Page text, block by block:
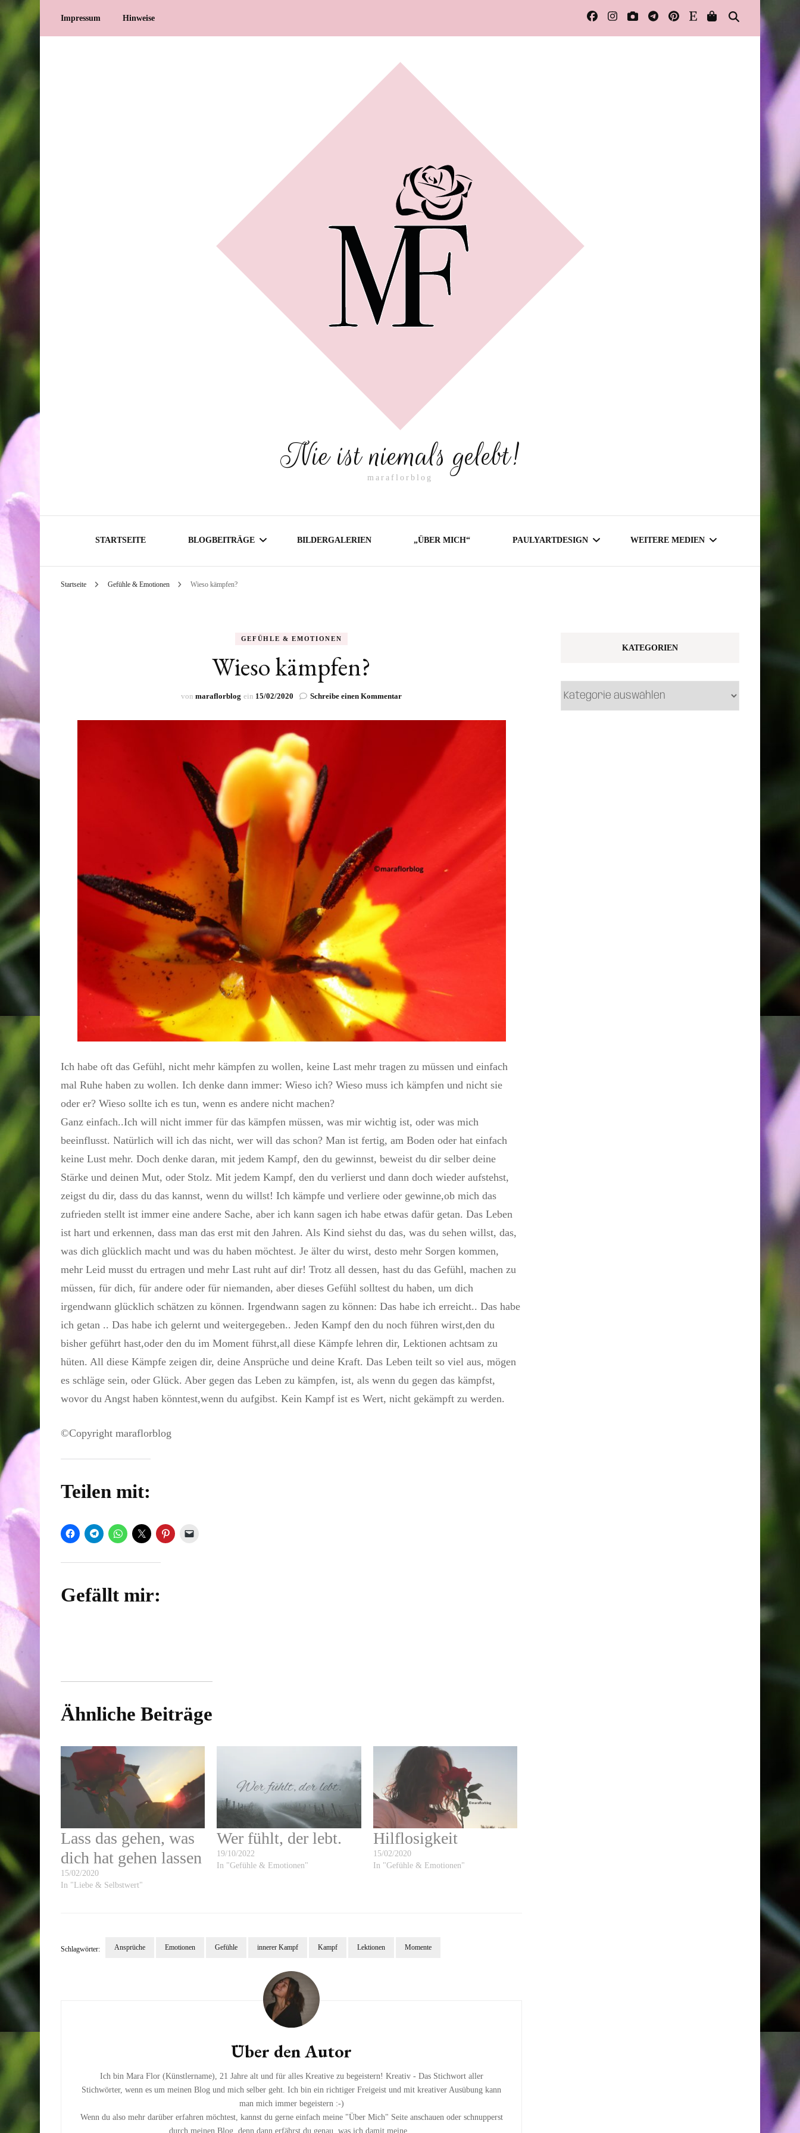
Impressum Hinweise
Nie ist niemals gelebt!
maraflorblog
STARTSEITE BLOGBEITRÄGE BILDERGALERIEN „ÜBER MICH“ PAULYARTDESIGN WEITERE MEDIEN
Startseite Gefühle & Emotionen Wieso kämpfen?
GEFÜHLE & EMOTIONEN
Wieso kämpfen?
von maraflorblog ein 15/02/2020 Schreibe einen Kommentarzu
kämpfen?
Ich habe oft das Gefühl, nicht mehr kämpfen zu wollen, keine Last mehr tragen zu müssen und einfach
mal Ruhe haben zu wollen. Ich denke dann immer: Wieso ich? Wieso muss ich kämpfen und nicht sie
oder er? Wieso sollte ich es tun, wenn es andere nicht machen?
Ganz einfach..Ich will nicht immer für das kämpfen müssen, was mir wichtig ist, oder was mich
beeinflusst. Natürlich will ich das nicht, wer will das schon? Man ist fertig, am Boden oder hat einfach
keine Lust mehr. Doch denke daran, mit jedem Kampf, den du gewinnst, beweist du dir selber deine
Stärke und deinen Mut, oder Stolz. Mit jedem Kampf, den du verlierst und dann doch wieder aufstehst,
zeigst du dir, dass du das kannst, wenn du willst! Ich kämpfe und verliere oder gewinne,ob mich das
zufrieden stellt ist immer eine andere Sache, aber ich kann sagen ich habe etwas dafür getan. Das Leben
ist hart und erkennen, dass man das erst mit den Jahren. Als Kind siehst du das, was du sehen willst, das,
was dich glücklich macht und was du haben möchtest. Je älter du wirst, desto mehr Sorgen kommen,
mehr Leid musst du ertragen und mehr Last ruht auf dir! Trotz all dessen, hast du das Gefühl, machen zu
müssen, für dich, für andere oder für niemanden, aber dieses Gefühl solltest du haben, um dich
irgendwann glücklich schätzen zu können. Irgendwann sagen zu können: Das habe ich erreicht.. Das habe
ich getan .. Das habe ich gelernt und weitergegeben.. Jeden Kampf den du noch führen wirst,den du
bisher geführt hast,oder den du im Moment führst,all diese Kämpfe lehren dir, Lektionen achtsam zu
hüten. All diese Kämpfe zeigen dir, deine Ansprüche und deine Kraft. Das Leben teilt so viel aus, mögen
es schläge sein, oder Glück. Aber gegen das Leben zu kämpfen, ist, als wenn du gegen das kämpfst,
wovor du Angst haben könntest,wenn du aufgibst. Kein Kampf ist es Wert, nicht gekämpft zu werden.
©Copyright maraflorblog
Teilen mit:
Gefällt mir:
Ähnliche Beiträge
Lass das gehen, was
dich hat gehen lassen
15/02/2020
In "Liebe & Selbstwert"
Wer fühlt, der lebt.
19/10/2022
In "Gefühle & Emotionen"
Hilflosigkeit
15/02/2020
In "Gefühle & Emotionen"
Schlagwörter: Ansprüche Emotionen Gefühle innerer Kampf Kampf Lektionen Momente
Über den Autor
Ich bin Mara Flor (Künstlername), 21 Jahre alt und für alles Kreative zu begeistern! Kreativ - Das Stichwort aller
Stichwörter, wenn es um meinen Blog und mich selber geht. Ich bin ein richtiger Freigeist und mit kreativer Ausübung kann
man mich immer begeistern :-)
Wenn du also mehr darüber erfahren möchtest, kannst du gerne einfach meine "Über Mich" Seite anschauen oder schnupperst
durch meinen Blog, denn dann erfährst du genau, was ich damit meine...
KATEGORIEN
Kategorien